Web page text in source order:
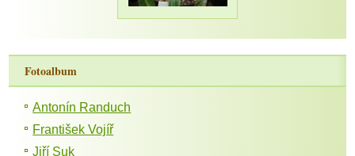
Fotoalbum
Antonín Randuch
František Vojíř
Jiří Suk